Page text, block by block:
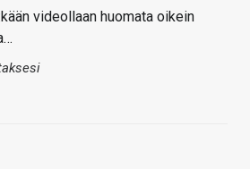
videollaan huomata oikein